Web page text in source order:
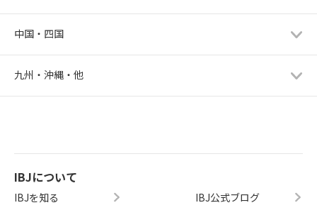
中国・四国
九州・沖縄・他
IBJについて
IBJを知る IBJ公式ブログ